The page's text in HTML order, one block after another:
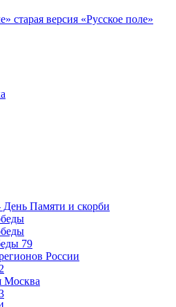
«Русское поле»
Памяти и скорби
79
России
Москва